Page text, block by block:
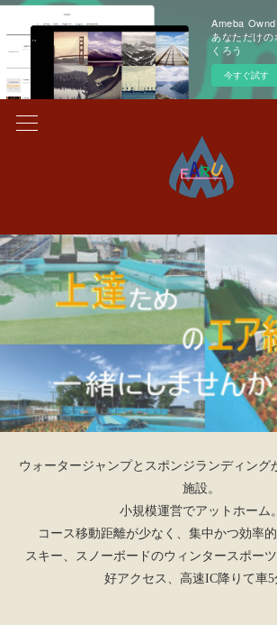
Ameba
あなただけの
くろう
今すぐ試す
ウォータージャンプとスポンジランディング
施設。
小規模運営でアットホーム。
コース移動距離が少なく、集中かつ効率的
スキー、スノーボードのウィンタースポーツ
好アクセス、高速IC降りて車5